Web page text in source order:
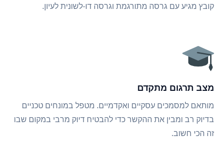
קובץ מגיע עם גרסה מתורגמת וגרסה דו-לשונית לעיון.
מצב תרגום מתקדם
מותאם למסמכים עסקיים ואקדמיים. מטפל במונחים טכניים
בדיוק רב ומבין את ההקשר כדי להבטיח דיוק מרבי במקום שבו
זה הכי חשוב.